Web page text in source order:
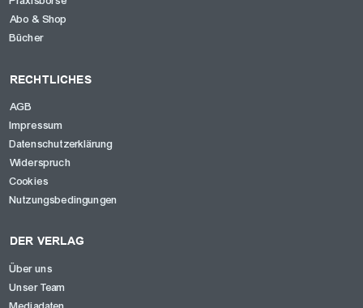
Abo & Shop
Bücher
RECHTLICHES
AGB
Impressum
Datenschutzerklärung
Widerspruch
Cookies
Nutzungsbedingungen
DER VERLAG
Über uns
Unser Team